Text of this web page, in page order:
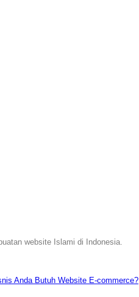
website Islami di Indonesia.
Anda Butuh Website E-commerce?